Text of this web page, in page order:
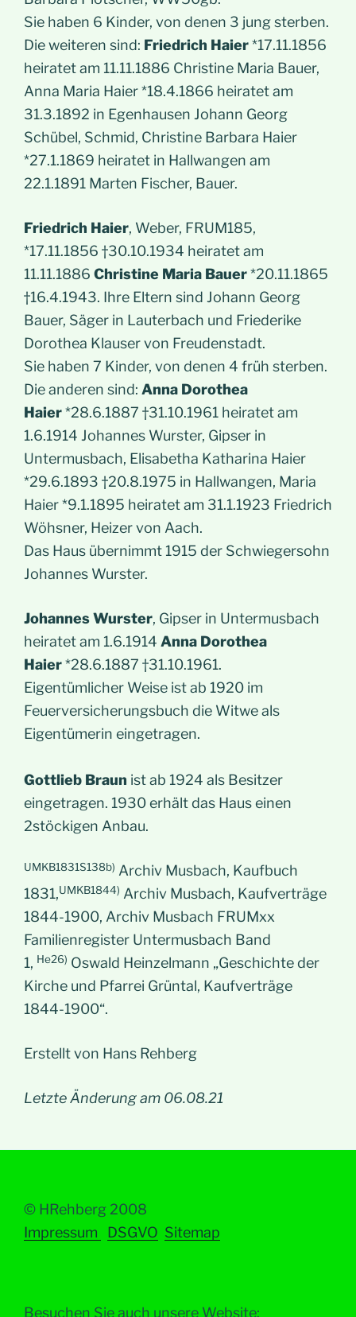
Sie haben 6 Kinder, von denen 3 jung sterben.
Die weiteren sind: Friedrich Haier*17.11.1856
heiratet am 11.11.1886 Christine Maria Bauer,
Anna Maria Haier *18.4.1866 heiratet am
31.3.1892 in Egenhausen Johann Georg
Schübel, Schmid, Christine Barbara Haier
*27.1.1869 heiratet in Hallwangen am
22.1.1891 Marten Fischer, Bauer.
Friedrich Haier, Weber, FRUM185,
*17.11.1856 †30.10.1934 heiratet am
11.11.1886 Christine Maria Bauer*20.11.1865
†16.4.1943. Ihre Eltern sind Johann Georg
Bauer, Säger in Lauterbach und Friederike
Dorothea Klauser von Freudenstadt.
Sie haben 7 Kinder, von denen 4 früh sterben.
Die anderen sind: Anna Dorothea
Haier*28.6.1887 †31.10.1961 heiratet am
1.6.1914 Johannes Wurster, Gipser in
Untermusbach, Elisabetha Katharina Haier
*29.6.1893 †20.8.1975 in Hallwangen, Maria
Haier *9.1.1895 heiratet am 31.1.1923 Friedrich
Wöhsner, Heizer von Aach.
Das Haus übernimmt 1915 der Schwiegersohn
Johannes Wurster.
Johannes Wurster, Gipser in Untermusbach
heiratet am 1.6.1914 Anna Dorothea
Haier*28.6.1887 †31.10.1961.
Eigentümlicher Weise ist ab 1920 im
Feuerversicherungsbuch die Witwe als
Eigentümerin eingetragen.
Gottlieb Braun ist ab 1924 als Besitzer
eingetragen. 1930 erhält das Haus einen
2stöckigen Anbau.
UMKB1831S138b) Archiv Musbach, Kaufbuch
1831,UMKB1844) Archiv Musbach, Kaufverträge
1844-1900, Archiv Musbach FRUMxx
Familienregister Untermusbach Band
1, He26) Oswald Heinzelmann „Geschichte der
Kirche und Pfarrei Grüntal, Kaufverträge
1844-1900“.
Erstellt von Hans Rehberg
Letzte Änderung am 06.08.21
© HRehberg 2008
Impressum
DSGVO Sitemap
Besuchen Sie auch unsere Website: